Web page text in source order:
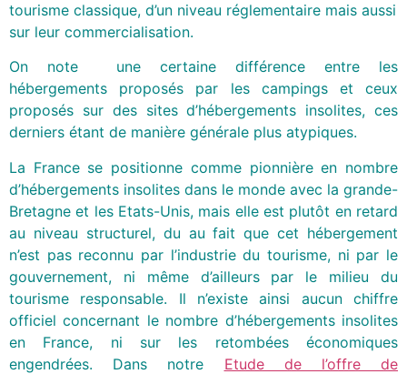
tourisme classique, d’un niveau réglementaire mais aussi
sur leur commercialisation.
On note une certaine différence entre les
hébergements proposés par les campings et ceux
proposés sur des sites d’hébergements insolites, ces
derniers étant de manière générale plus atypiques.
La France se positionne comme pionnière en nombre
d’hébergements insolites dans le monde avec la grande-
Bretagne et les Etats-Unis, mais elle est plutôt en retard
au niveau structurel, du au fait que cet hébergement
n’est pas reconnu par l’industrie du tourisme, ni par le
gouvernement, ni même d’ailleurs par le milieu du
tourisme responsable. Il n’existe ainsi aucun chiffre
officiel concernant le nombre d’hébergements insolites
en France, ni sur les retombées économiques
engendrées. Dans notre Etude de l’offre de